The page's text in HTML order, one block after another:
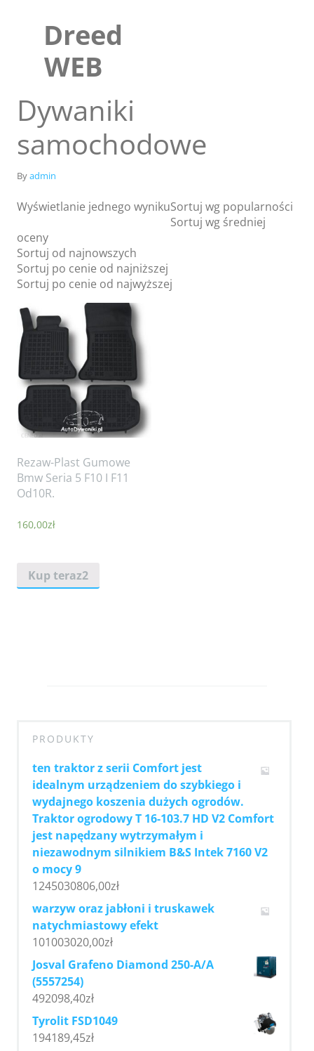
Dreed
WEB
Sklep
Blog
Dywaniki
samochodowe
Byadmin
Wyświetlanie jednego wynikuSortuj wg popularności
Sortuj wg średniej
oceny
Sortuj od najnowszych
Sortuj po cenie od najniższej
Sortuj po cenie od najwyższej
Rezaw-Plast Gumowe
Bmw Seria 5 F10 I F11
Od10R.
160,00zł
Kup teraz2
PRODUKTY
ten traktor z serii Comfort jest
idealnym urządzeniem do szybkiego i
wydajnego koszenia dużych ogrodów.
Traktor ogrodowy T 16-103.7 HD V2 Comfort
jest napędzany wytrzymałym i
niezawodnym silnikiem B&S Intek 7160 V2
o mocy 9
1245030806,00zł
warzyw oraz jabłoni i truskawek
natychmiastowy efekt
101003020,00zł
Josval Grafeno Diamond 250-A/A
(5557254)
492098,40zł
Tyrolit FSD1049
194189,45zł